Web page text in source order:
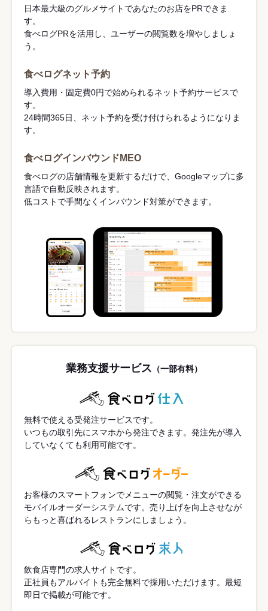
日本最大級のグルメサイトであなたのお店をPRできま
す。
食べログPRを活用し、ユーザーの閲覧数を増やしましょ
う。
食べログネット予約
導入費用・固定費0円で始められるネット予約サービスで
す。
24時間365日、ネット予約を受け付けられるようになりま
す。
食べログインバウンドMEO
食べログの店舗情報を更新するだけで、Googleマップに多
言語で自動反映されます。
低コストで手間なくインバウンド対策ができます。
業務支援サービス （一部有料）
無料で使える受発注サービスです。
いつもの取引先にスマホから発注できます。発注先が導入
していなくても利用可能です。
お客様のスマートフォンでメニューの閲覧・注文ができる
モバイルオーダーシステムです。売り上げを向上させなが
らもっと喜ばれるレストランにしましょう。
飲食店専門の求人サイトです。
正社員もアルバイトも完全無料で採用いただけます。最短
即日で掲載が可能です。